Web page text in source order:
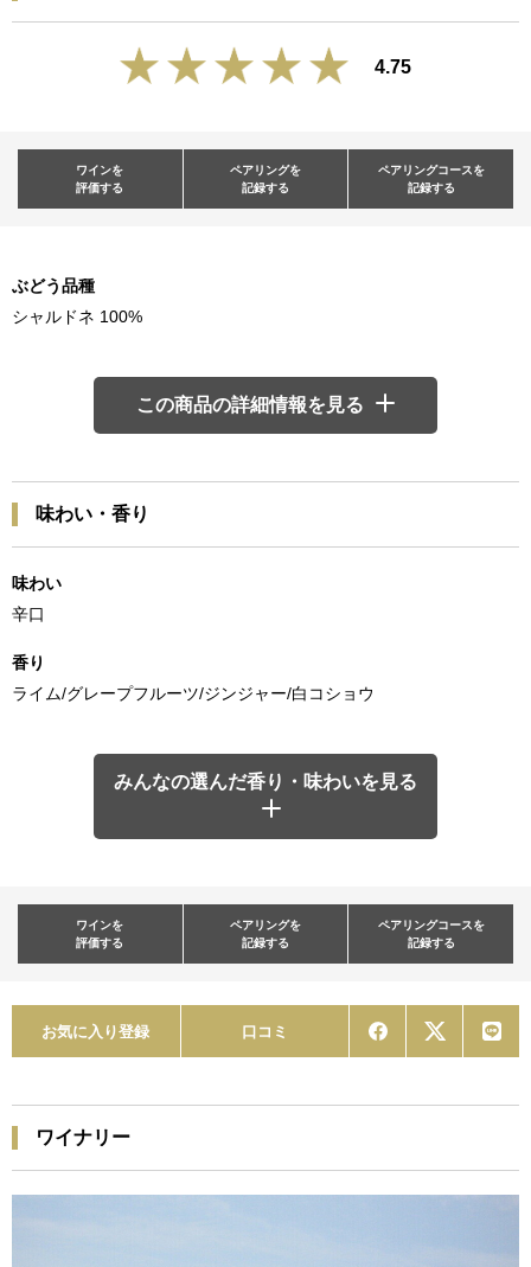
4.75
ワインを
評価する
ペアリングを
記録する
ペアリングコースを
記録する
ぶどう品種
シャルドネ 100%
この商品の詳細情報を見る
味わい・香り
味わい
辛口
香り
ライム/グレープフルーツ/ジンジャー/白コショウ
みんなの選んだ香り・味わいを見る
ワインを
評価する
ペアリングを
記録する
ペアリングコースを
記録する
お気に入り登録 口コミ
ワイナリー